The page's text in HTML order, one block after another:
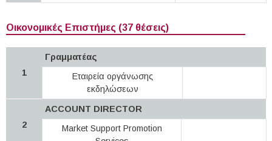
Οικονομικές Επιστήμες (37 θέσεις)
1
Γραμματέας
Εταιρεία οργάνωσης
εκδηλώσεων
2
ACCOUNT DIRECTOR
Market Support Promotion